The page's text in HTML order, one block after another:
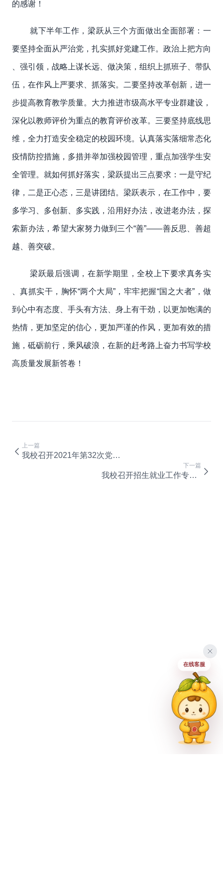
的感谢！
就下半年工作，梁跃从三个方面做出全面部署：一
要坚持全面从严治党，扎实抓好党建工作。政治上把方向
、强引领，战略上谋长远、做决策，组织上抓班子、带队
伍，在作风上严要求、抓落实。二要坚持改革创新，进一
步提高教育教学质量。大力推进市级高水平专业群建设，
深化以教师评价为重点的教育评价改革。三要坚持底线思
维，全力打造安全稳定的校园环境。认真落实落细常态化
疫情防控措施，多措并举加强校园管理，重点加强学生安
全管理。就如何抓好落实，梁跃提出三点要求：一是守纪
律，二是正心态，三是讲团结。梁跃表示，在工作中，要
多学习、多创新、多实践，沿用好办法，改进老办法，探
索新办法，希望大家努力做到三个“善”——善反思、善超
越、善突破。
梁跃最后强调，在新学期里，全校上下要求真务实
、真抓实干，胸怀“两个大局”，牢牢把握“国之大者”，做
到心中有态度、手头有方法、身上有干劲，以更加饱满的
热情，更加坚定的信心，更加严谨的作风，更加有效的措
施，砥砺前行，乘风破浪，在新的赶考路上奋力书写学校
高质量发展新答卷！
上一篇
我校召开2021年第32次党委会
下一篇
我校召开招生就业工作专题会
在线客服